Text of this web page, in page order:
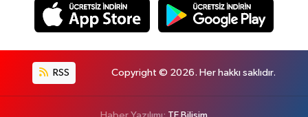
RSS Copyright © 2026. Her hakkı saklıdır.